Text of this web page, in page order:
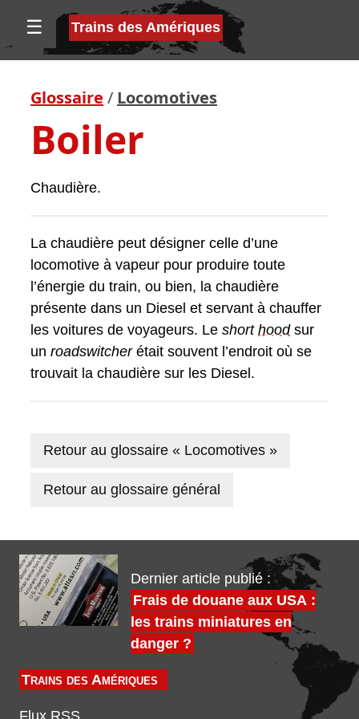
☰ Trains des Amériques
Glossaire / Locomotives
Boiler
Chaudière.
La chaudière peut désigner celle d’une
locomotive à vapeur pour produire toute
l’énergie du train, ou bien, la chaudière
présente dans un Diesel et servant à chauffer
les voitures de voyageurs. Le short hoodsur
un roadswitcherétait souvent l’endroit où se
trouvait la chaudière sur les Diesel.
Retour au glossaire « Locomotives »
Retour au glossaire général
Dernier article publié :
Frais de douane aux USA :
les trains miniatures en
danger ?
Trains des Amériques